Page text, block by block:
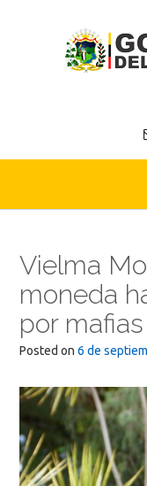
Vielma
moneda
por
Posted on 6 de